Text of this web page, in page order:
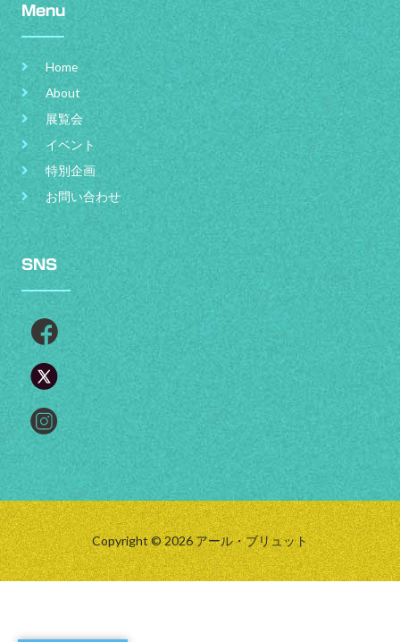
Menu
Home
About
展覧会
イベント
特別企画
お問い合わせ
SNS
Copyright © 2026 アール・ブリュット